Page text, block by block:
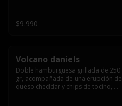
bacon secret sause, y tocino (se
recomienda con coccion 3/4).
$9.990
Volcano daniels
Doble hamburguesa grillada de 250
gr, acompañada de una erupción de
queso cheddar y chips de tocino,